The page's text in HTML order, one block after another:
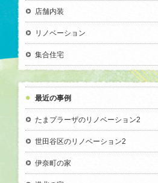
店舗内装
リノベーション
集合住宅
最近の事例
たまプラーザのリノベーション2
世田谷区のリノベーション2
伊奈町の家